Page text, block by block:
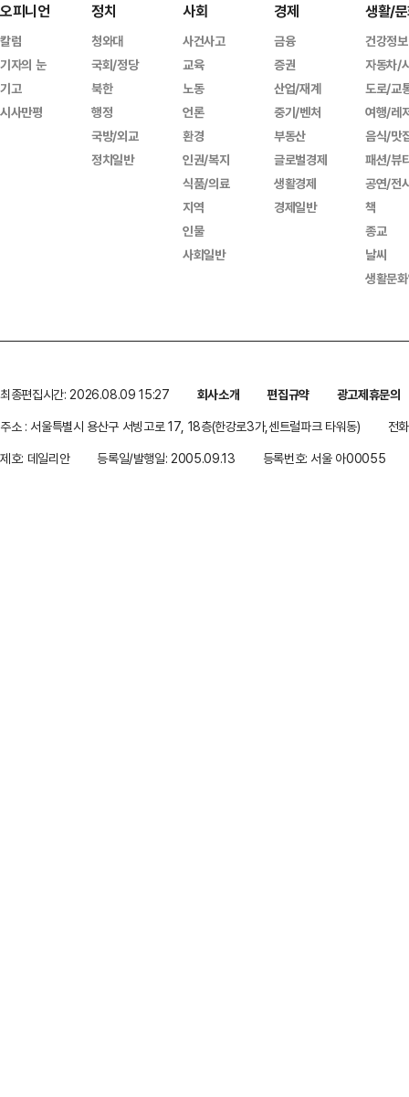
오피니언
칼럼
기자의 눈
기고
시사만평
정치
청와대
국회/정당
북한
행정
국방/외교
정치일반
사회
사건사고
교육
노동
언론
환경
인권/복지
식품/의료
지역
인물
사회일반
경제
금융
증권
산업/재계
중기/벤처
부동산
글로벌경제
생활경제
경제일반
생활/
건강정보
자동차/
도로/교
여행/레
음식/맛
패션/뷰
공연/전
책
종교
날씨
생활문
최종편집시간: 2026.08.09 15:27 회사소개 편집규약
광고제휴문의
주소 : 서울특별시 용산구 서빙고로 17, 18층(한강로3가,센트럴파크 타워동)
전
제호: 데일리안
등록일/발행일: 2005.09.13 등록번호: 서울 아00055